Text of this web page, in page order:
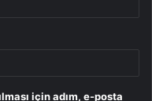
için adım, e-posta